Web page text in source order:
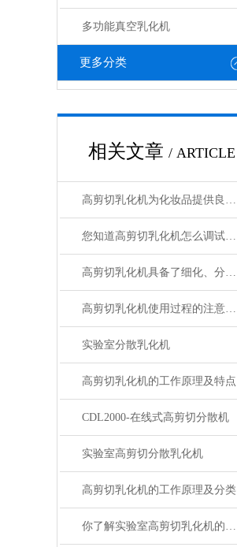
多功能真空乳化机
更多分类
相关文章 / ARTICLE
高剪切乳化机为化妆品提供良好的均质效果
您知道高剪切乳化机怎么调试吗？
高剪切乳化机具备了细化、分散和均质的功能
高剪切乳化机使用过程的注意事项
实验室分散乳化机
高剪切乳化机的工作原理及特点
CDL2000-在线式高剪切分散机
实验室高剪切分散乳化机
高剪切乳化机的工作原理及分类
你了解实验室高剪切乳化机的原理与工作过程吗